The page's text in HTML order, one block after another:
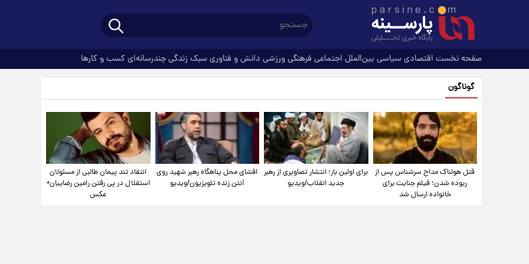
صفحه نخست اقتصادی سیاسی بین‌الملل اجتماعی فرهنگیورزشی دانش و فناوری سبک زندگیچندرسانه‌ای کسب و کارها
گوناگون
قتل هولناک مداح سرشناس پس از
ربوده شدن؛ فیلم جنایت برای
خانواده ارسال شد
برای اولین بار؛ انتشار تصاویری از رهبر
جدید انقلاب/ویدیو
افشای محل پناهگاه‌ رهبر شهید روی
آنتن زنده تلویزیون/ویدیو
انتقاد تند پیمان طالبی از مسئولان
استقلال در پی رفتن رامین رضاییان+
عکس